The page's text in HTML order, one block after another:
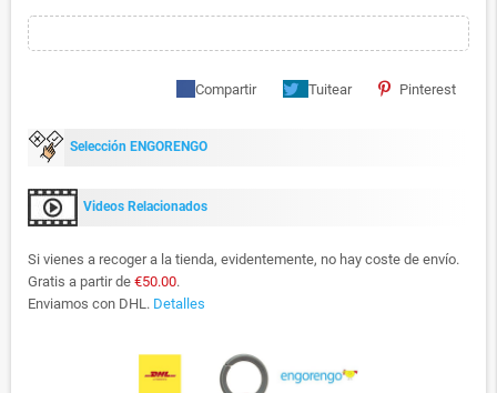
Compartir Tuitear Pinterest
Selección ENGORENGO
Videos Relacionados
Si vienes a recoger a la tienda, evidentemente, no hay coste de envío.
Gratis a partir de €50.00.
Enviamos con DHL. Detalles